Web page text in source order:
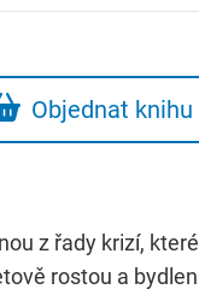
Objednat knihu
z řady krizí,
rostou a